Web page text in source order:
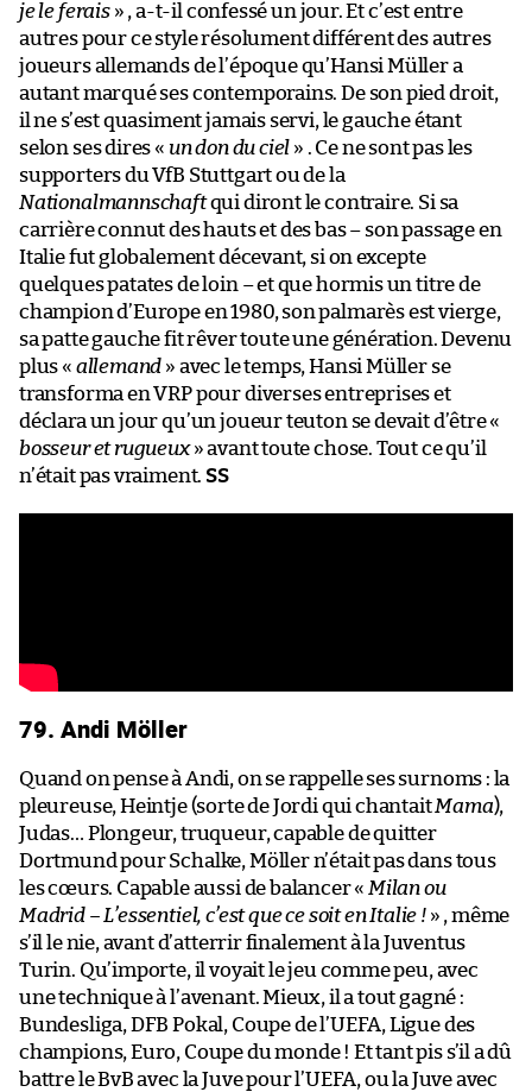
je le ferais» , a-t-il confessé un jour. Et c’est entre
autres pour ce style résolument différent des autres
joueurs allemands de l’époque qu’Hansi Müller a
autant marqué ses contemporains. De son pied droit,
il ne s’est quasiment jamais servi, le gauche étant
selon ses dires « un don du ciel » . Ce ne sont pas les
supporters du VfB Stuttgart ou de la
Nationalmannschaftqui diront le contraire. Si sa
carrière connut des hauts et des bas – son passage en
Italie fut globalement décevant, si on excepte
quelques patates de loin – et que hormis un titre de
champion d’Europe en 1980, son palmarès est vierge,
sa patte gauche fit rêver toute une génération. Devenu
plus « allemand » avec le temps, Hansi Müller se
transforma en VRP pour diverses entreprises et
déclara un jour qu’un joueur teuton se devait d’être «
bosseur et rugueux» avant toute chose. Tout ce qu’il
n’était pas vraiment. SS
79. Andi Möller
Quand on pense à Andi, on se rappelle ses surnoms : la
pleureuse, Heintje (sorte de Jordi qui chantaitMama),
Judas… Plongeur, truqueur, capable de quitter
Dortmund pour Schalke, Möller n’était pas dans tous
les cœurs. Capable aussi de balancer « Milan ou
Madrid – L’essentiel, c’est que ce soit en Italie !» , même
s’il le nie, avant d’atterrir finalement à la Juventus
Turin. Qu’importe, il voyait le jeu comme peu, avec
une technique à l’avenant. Mieux, il a tout gagné :
Bundesliga, DFB Pokal, Coupe de l’UEFA, Ligue des
champions, Euro, Coupe du monde ! Et tant pis s’il a dû
battre le BvB avec la Juve pour l’UEFA, ou la Juve avec